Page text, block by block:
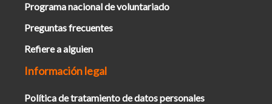
Programa nacional de voluntariado
Preguntas frecuentes
Refiere a alguien
Información legal
Política de tratamiento de datos personales